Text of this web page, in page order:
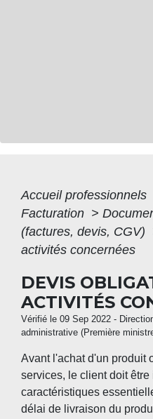
Accueil professionnels
Facturation >
(factures, devis, CGV)
activités concernées
DEVIS
ACTIVITÉS
Vérifié le 09 Sep 2022 -
administrative (Première
Avant l'achat d'un produit
services, le client doit être
caractéristiques
délai de livraison du